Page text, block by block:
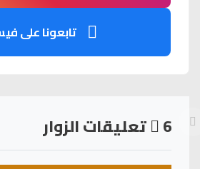
تابعونا على
6 تعليقات الزوار